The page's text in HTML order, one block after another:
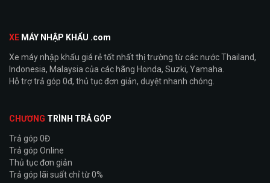
XE MÁY NHẬP KHẨU .com
Xe máy nhập khẩu giá rẻ tốt nhất thị trường từ các nước Thailand,
Indonesia, Malaysia của các hãng Honda, Suzki, Yamaha.
Hỗ trợ trả góp 0đ, thủ tục đơn giản, duyệt nhanh chóng.
CHƯƠNG TRÌNH TRẢ GÓP
Trả góp 0Đ
Trả góp Online
Thủ tục đơn giản
Trả góp lãi suất chỉ từ 0%